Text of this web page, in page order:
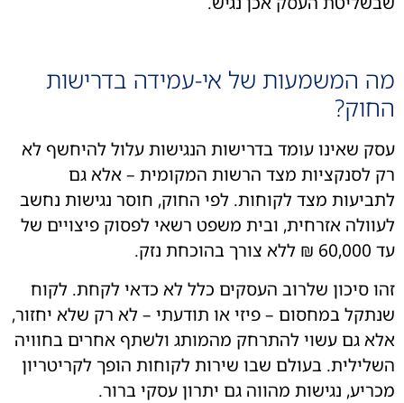
המשמעות של אי-עמידה בדרישות
שאינו עומד בדרישות הנגישות עלול להיחשף לא
לסנקציות מצד הרשות המקומית – אלא גם
מצד לקוחות. לפי החוק, חוסר נגישות נחשב
אזרחית, ובית משפט רשאי לפסוק פיצויים של
סיכון שלרוב העסקים כלל לא כדאי לקחת. לקוח
במחסום – פיזי או תודעתי – לא רק שלא יחזור,
גם עשוי להתרחק מהמותג ולשתף אחרים בחוויה
בעולם שבו שירות לקוחות הופך לקריטריון
נגישות מהווה גם יתרון עסקי ברור.